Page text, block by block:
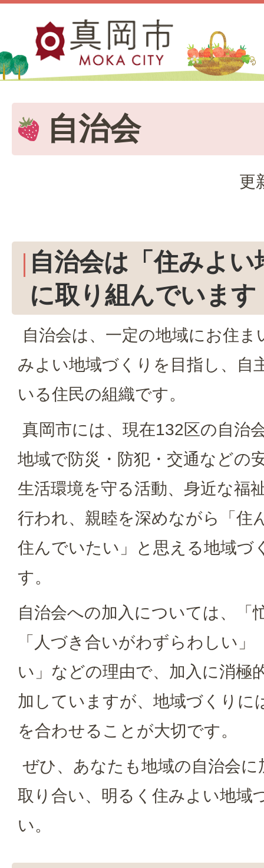
自治会
更
自治会は「住みよ
に取り組んでいます
自治会は、一定の地域にお住
みよい地域づくりを目指し、自
いる住民の組織です。
真岡市には、現在132区の自治
地域で防災・防犯・交通などの
生活環境を守る活動、身近な福
行われ、親睦を深めながら「住
住んでいたい」と思える地域づ
す。
自治会への加入については、「
「人づき合いがわずらわしい
い」などの理由で、加入に消極
加していますが、地域づくりに
を合わせることが大切です。
ぜひ、あなたも地域の自治会
取り合い、明るく住みよい地域
い。